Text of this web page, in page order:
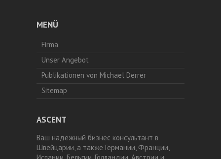
MENÜ
Firma
Unser Angebot
Publikationen von Michael Derrer
Sitemap
ASCENT
Ваш надежный бизнес консультант в
Швейцарии, а также Германии, Франции,